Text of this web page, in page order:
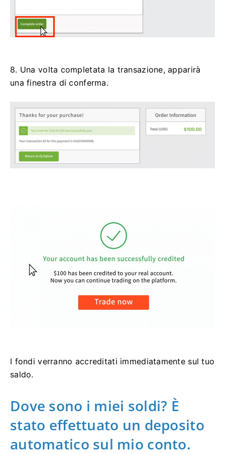
8. Una volta completata la transazione, apparirà
una finestra di conferma.
I fondi verranno accreditati immediatamente sul tuo
saldo.
Dove sono i miei soldi? È
stato effettuato un deposito
automatico sul mio conto.